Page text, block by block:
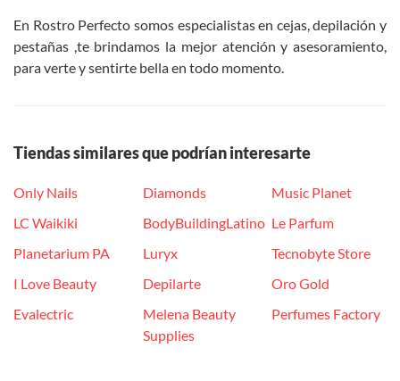
En Rostro Perfecto somos especialistas en cejas, depilación y
pestañas ,te brindamos la mejor atención y asesoramiento,
para verte y sentirte bella en todo momento.
Tiendas similares que podrían interesarte
Only Nails
LC Waikiki
Planetarium PA
I Love Beauty
Evalectric
Diamonds
BodyBuildingLatino
Luryx
Depilarte
Melena Beauty
Supplies
Music Planet
Le Parfum
Tecnobyte Store
Oro Gold
Perfumes Factory